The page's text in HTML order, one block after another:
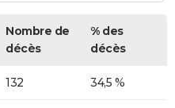
Nombre de
décès
% des
décès
132 34,5 %